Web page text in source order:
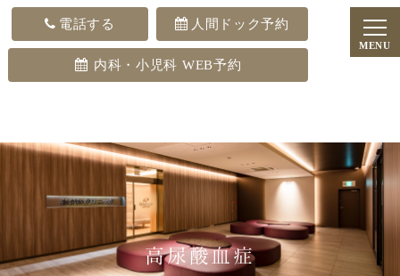
電話する 人間ドック予約
内科・小児科 WEB予約
高尿酸血症